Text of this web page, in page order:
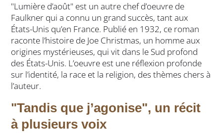
"Lumière d’août" est un autre chef d’oeuvre de
Faulkner qui a connu un grand succès, tant aux
États-Unis qu’en France. Publié en 1932, ce roman
raconte l’histoire de Joe Christmas, un homme aux
origines mystérieuses, qui vit dans le Sud profond
des États-Unis. L’oeuvre est une réflexion profonde
sur l’identité, la race et la religion, des thèmes chers à
l’auteur.
"Tandis que j’agonise", un récit
à plusieurs voix